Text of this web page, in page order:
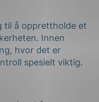
til å opprettholde et
Innen
hvor det er
spesielt viktig.